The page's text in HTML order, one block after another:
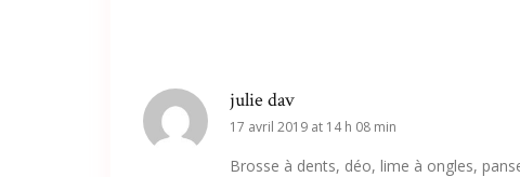
julie dav
17 avril 2019 at 14 h 08 min
Brosse à dents, déo, lime à ongles,